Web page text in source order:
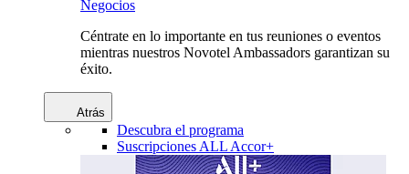
Negocios
Céntrate en lo importante en tus reuniones o eventos
mientras nuestros Novotel Ambassadors garantizan su
éxito.
Atrás
Descubra el programa
Suscripciones ALL Accor+